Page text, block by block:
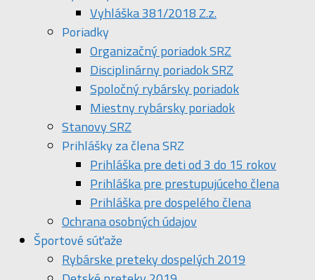
Vyhláška 381/2018 Z.z.
Poriadky
Organizačný poriadok SRZ
Disciplinárny poriadok SRZ
Spoločný rybársky poriadok
Miestny rybársky poriadok
Stanovy SRZ
Prihlášky za člena SRZ
Prihláška pre deti od 3 do 15 rokov
Prihláška pre prestupujúceho člena
Prihláška pre dospelého člena
Ochrana osobných údajov
Športové súťaže
Rybárske preteky dospelých 2019